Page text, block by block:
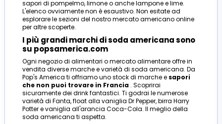
sapori di pompelmo, limone o anche lampone e lime.
L'elenco ovviamente non è esaustivo. Non esitate ad
esplorare le sezioni del nostro mercato americano online
per altre scoperte.
I più grandi marchi di soda americana sono
su popsamerica.com
Ogni negozio di alimentari o mercato alimentare offre in
vendita diverse marche e varietà di soda americana. Da
Pop's America ti offriamo uno stock di marche e sapori
che non puoi trovare in Francia . Scoprirai
sicuramente dei drink fantastici. Ti godrai le numerose
varietà di Fanta, float alla vaniglia Dr Pepper, birra Harry
Potter e vaniglia all'arancia Coca-Cola. Il meglio della
soda americana ti aspetta.